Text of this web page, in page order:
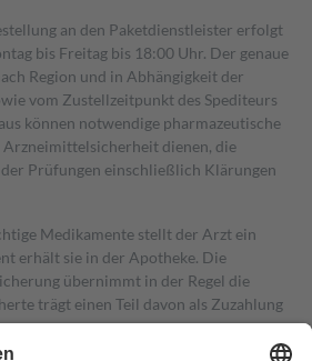
an den Paketdienstleister erfolgt
bis Freitag bis 18:00 Uhr. Der genaue
Region und in Abhängigkeit der
vom Zustellzeitpunkt des Spediteurs
können notwendige pharmazeutische
Arzneimittelsicherheit dienen, die
Prüfungen einschließlich Klärungen
Medikamente stellt der Arzt ein
erhält sie in der Apotheke. Die
übernimmt in der Regel die
trägt einen Teil davon als Zuzahlung
Zuzahlungen in Höhe von zehn